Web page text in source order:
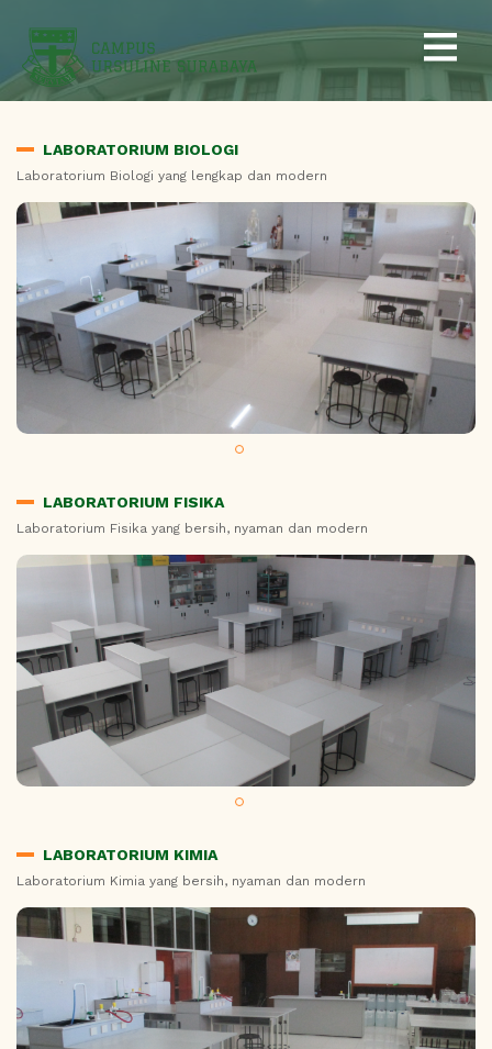
LABORATORIUM BIOLOGI
Laboratorium Biologi yang lengkap dan modern
LABORATORIUM FISIKA
Laboratorium Fisika yang bersih, nyaman dan modern
LABORATORIUM KIMIA
Laboratorium Kimia yang bersih, nyaman dan modern